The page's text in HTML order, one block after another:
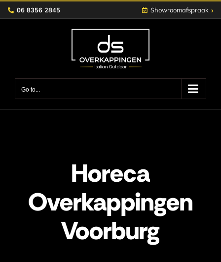
Skip
to
06 8356 2845 Showroomafspraak ›
Go to...
Horeca
Overkappingen
Voorburg